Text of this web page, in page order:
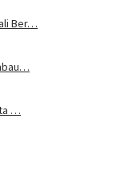
Ber…
…